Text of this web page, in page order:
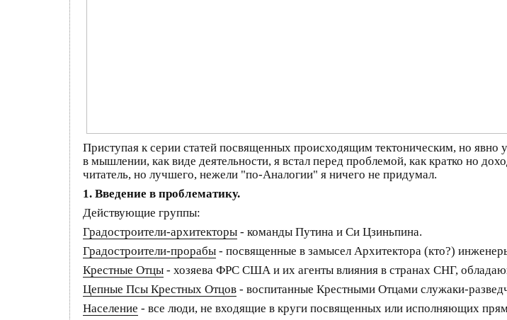
Приступая к серии статей посвященных происходящим тектоническим, но
в мышлении, как виде деятельности, я встал перед проблемой, как кратко но
читатель, но лучшего, нежели "по-Аналогии" я ничего не придумал.
1. Введение в проблематику.
Действующие группы:
Градостроители-архитекторы - команды Путина и Си Цзиньпина.
Градостроители-прорабы - посвященные в замысел Архитектора (кто?)
Крестные Отцы - хозяева ФРС США и их агенты влияния в странах СНГ,
Цепные Псы Крестных Отцов - воспитанные Крестными Отцами служаки-
Население - все люди, не входящие в круги посвященных или исполняющих